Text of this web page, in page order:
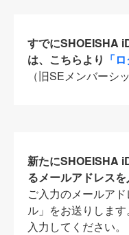
すでにSHOEISHA
は、こちらより 「
（旧SEメンバーシ
新たにSHOEISHA
るメールアドレスを
ご入力のメールア
ル」をお送りしま
入力してください。